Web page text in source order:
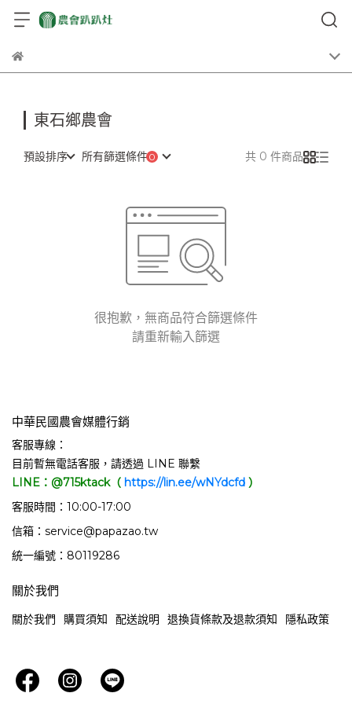
東石鄉農會
預設排序 所有篩選條件 共 0 件商品
很抱歉，無商品符合篩選條件
請重新輸入篩選
中華民國農會媒體行銷
客服專線：
目前暫無電話客服，請透過 LINE 聯繫
LINE：@715ktack（ https://lin.ee/wNYdcfd ）
客服時間：10:00-17:00
信箱：service@papazao.tw
統一編號：80119286
關於我們
關於我們 購買須知 配送說明 退換貨條款及退款須知 隱私政策